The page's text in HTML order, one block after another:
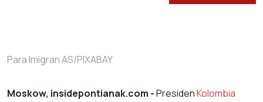
Para Imigran AS/PIXABAY
Moskow, insidepontianak.com -PresidenKolombia